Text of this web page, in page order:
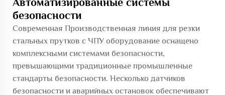
безопасности
Современная Производственная линия для резки
стальных прутков с ЧПУ оборудование оснащено
комплексными системами безопасности,
превышающими традиционные промышленные
стандарты безопасности. Несколько датчиков
безопасности и аварийных остановок обеспечивают